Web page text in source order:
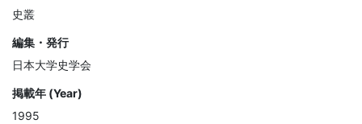
史叢
編集・発行
日本大学史学会
掲載年 (Year)
1995